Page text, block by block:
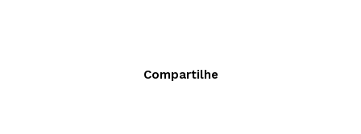
Compartilhe